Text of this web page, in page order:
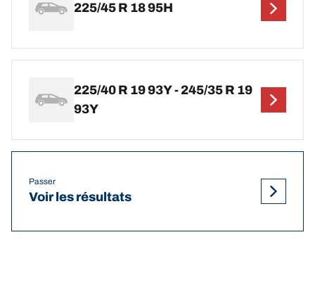
225/45 R 18 95H
225/40 R 19 93Y - 245/35 R 19
93Y
Passer
Voir les résultats